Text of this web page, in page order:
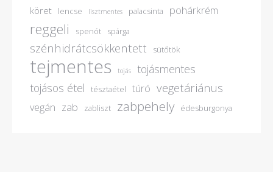
köret lencse lisztmentes palacsinta pohárkrém
reggeli spenót spárga
szénhidrátcsökkentett sütőtök
tejmentes tojás
tojásmentes
tojásos étel
tésztaétel túró vegetáriánus
vegán zab zabliszt zabpehely édesburgonya